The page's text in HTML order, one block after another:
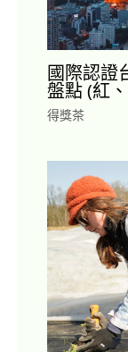
國際認證
盤點 (紅
得獎茶